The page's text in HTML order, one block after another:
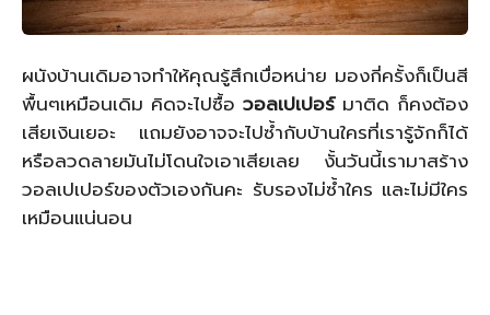
ผนังบ้านเดิมอาจทำให้คุณรู้สึกเบื่อหน่าย มองกี่ครั้งก็เป็นสี
พื้นๆเหมือนเดิม คิดจะไปซื้อ วอลเปเปอร์มาติด ก็คงต้อง
เสียเงินเยอะ แถมยังอาจจะไปซ้ำกับบ้านใครที่เรารู้จักก็ได้
หรือลวดลายมันไม่โดนใจเอาเสียเลย งั้นวันนี้เรามาสร้าง
วอลเปเปอร์ของตัวเองกันคะ รับรองไม่ซ้ำใคร และไม่มีใคร
เหมือนแน่นอน